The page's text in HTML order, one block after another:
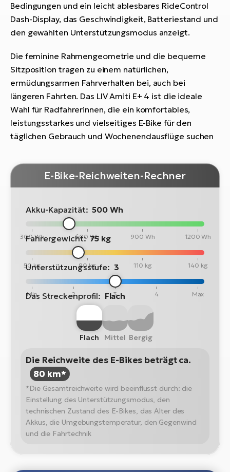
Bedingungen und ein leicht ablesbares RideControl
Dash-Display, das Geschwindigkeit, Batteriestand und
den gewählten Unterstützungsmodus anzeigt.
Die feminine Rahmengeometrie und die bequeme
Sitzposition tragen zu einem natürlichen,
ermüdungsarmen Fahrverhalten bei, auch bei
längeren Fahrten. Das LIV Amiti E+ 4 ist die ideale
Wahl für Radfahrerinnen, die ein komfortables,
leistungsstarkes und vielseitiges E-Bike für den
täglichen Gebrauch und Wochenendausflüge suchen
E-Bike-Reichweiten-Rechner
Akku-Kapazität: 500 Wh
300 Wh 600 Wh 900 Wh 1200 Wh
Fahrergewicht: 75 kg
50 kg 80 kg 110 kg 140 kg
Unterstützungsstufe: 3
Min 2 3 4 Max
Das Streckenprofil: Flach
Flach Mittel Bergig
Die Reichweite des E-Bikes beträgt ca.
80 km*
*Die Gesamtreichweite wird beeinflusst durch: die
Einstellung des Unterstützungsmodus, den
technischen Zustand des E-Bikes, das Alter des
Akkus, die Umgebungstemperatur, den Gegenwind
und die Fahrtechnik